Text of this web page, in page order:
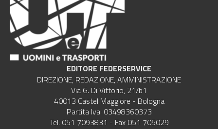
EDITORE FEDERSERVICE
DIREZIONE, REDAZIONE, AMMINISTRAZIONE
Via G. Di Vittorio, 21/b1
40013 Castel Maggiore - Bologna
Partita Iva: 03498360373
Tel. 051 7093831 - Fax 051 705029